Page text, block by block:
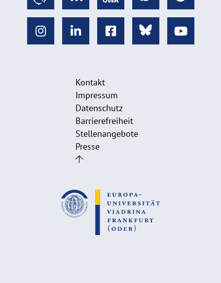
Kontakt
Impressum
Datenschutz
Barrierefreiheit
Stellenangebote
Presse